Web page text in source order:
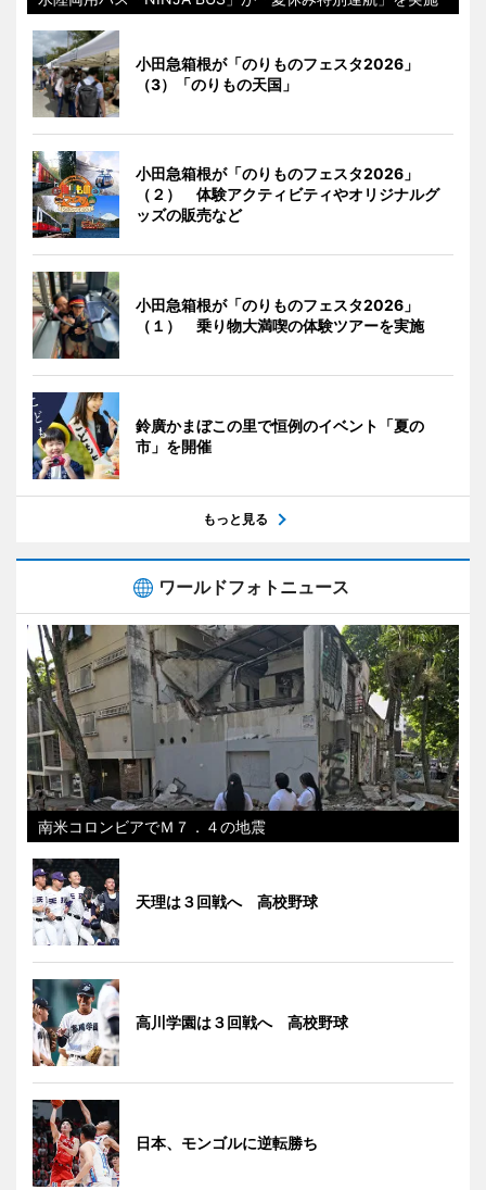
小田急箱根が「のりものフェスタ2026」
（3）「のりもの天国」
小田急箱根が「のりものフェスタ2026」
（２） 体験アクティビティやオリジナルグ
ッズの販売など
小田急箱根が「のりものフェスタ2026」
（１） 乗り物大満喫の体験ツアーを実施
鈴廣かまぼこの里で恒例のイベント「夏の
市」を開催
もっと見る
ワールドフォトニュース
南米コロンビアでＭ７．４の地震
天理は３回戦へ 高校野球
高川学園は３回戦へ 高校野球
日本、モンゴルに逆転勝ち